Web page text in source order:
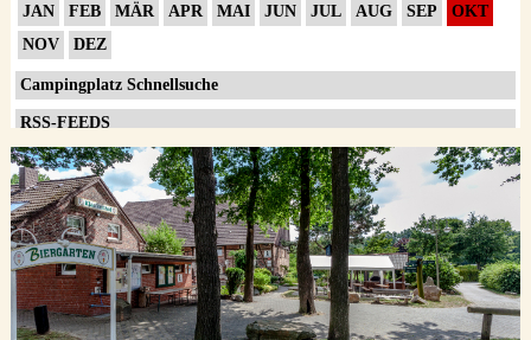
JAN
FEB MÄR APR MAI JUN JUL AUG SEP
OKT
NOV
DEZ
Campingplatz Schnellsuche
RSS-FEEDS
Impressum
Datenschutzerklärung